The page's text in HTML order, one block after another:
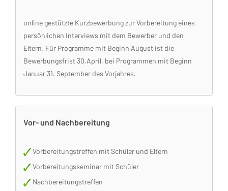
online gestützte Kurzbewerbung zur Vorbereitung eines
persönlichen Interviews mit dem Bewerber und den
Eltern. Für Programme mit Beginn August ist die
Bewerbungsfrist 30.April, bei Programmen mit Beginn
Januar 31. September des Vorjahres.
Vor- und Nachbereitung
Vorbereitungstreffen mit Schüler und Eltern
Vorbereitungsseminar mit Schüler
Nachbereitungstreffen